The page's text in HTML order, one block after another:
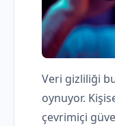
Veri gizliliği
oynuyor.
çevrimiçi